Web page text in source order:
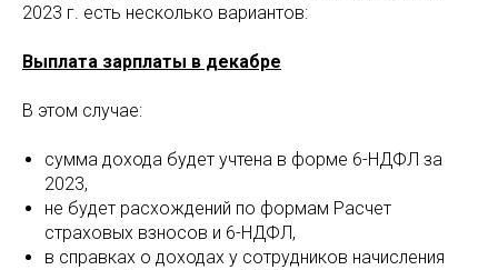
2023 г. есть несколько вариантов:
Выплата зарплаты в декабре
В этом случае:
сумма дохода будет учтена в форме 6-НДФЛ за
2023,
не будет расхождений по формам Расчет
страховых взносов и 6-НДФЛ,
в справках о доходах у сотрудников начисления